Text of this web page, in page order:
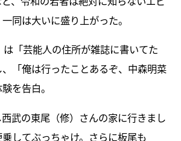
同は大いに盛り上がった。
「芸能人の住所が雑誌に書いてた
「俺は行ったことあるぞ、中森明菜
を告白。
武の東尾（修）さんの家に行きまし
してぶっちゃけ。さらに板尾も